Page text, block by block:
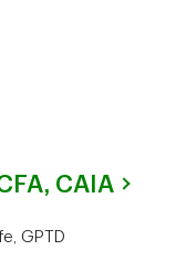
CAIA
GPTD